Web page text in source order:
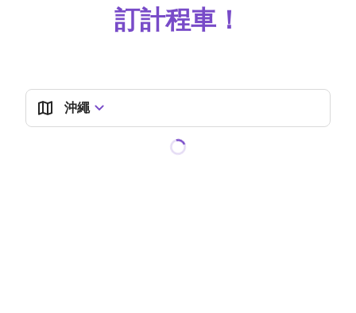
訂計程車！
沖繩